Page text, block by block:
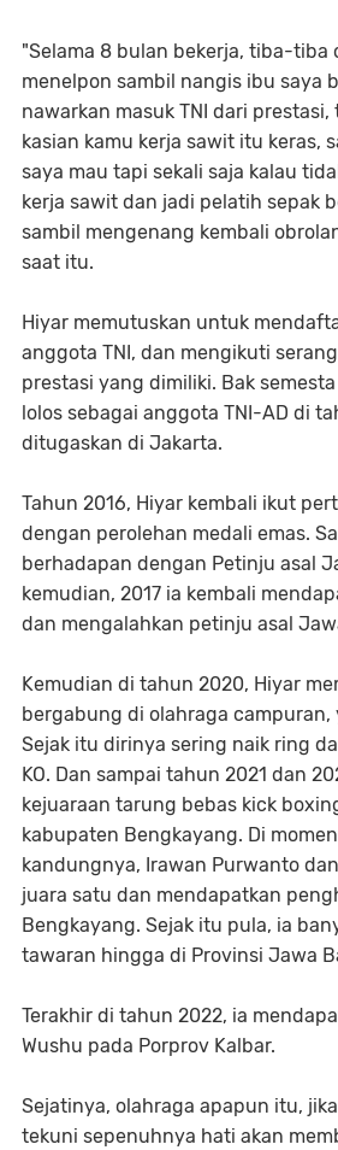
"Selama 8 bulan bekerja, tiba-tiba
menelpon sambil nangis ibu saya
nawarkan masuk TNI dari
kasian kamu kerja sawit itu keras,
saya mau tapi sekali saja kalau
kerja sawit dan jadi pelatih sepak
sambil mengenang kembali
saat itu.
Hiyar memutuskan untuk
anggota TNI, dan mengikuti
prestasi yang dimiliki. Bak
lolos sebagai anggota TNI-AD di
ditugaskan di Jakarta.
Tahun 2016, Hiyar kembali ikut
dengan perolehan medali emas.
berhadapan dengan Petinju asal
kemudian, 2017 ia kembali
dan mengalahkan petinju asal
Kemudian di tahun 2020, Hiyar
bergabung di olahraga campuran,
Sejak itu dirinya sering naik ring
KO. Dan sampai tahun 2021 dan
kejuaraan tarung bebas kick
kabupaten Bengkayang. Di
kandungnya, Irawan Purwanto
juara satu dan mendapatkan
Bengkayang. Sejak itu pula, ia
tawaran hingga di Provinsi Jawa
Terakhir di tahun 2022, ia
Wushu pada Porprov Kalbar.
Sejatinya, olahraga apapun itu,
tekuni sepenuhnya hati akan